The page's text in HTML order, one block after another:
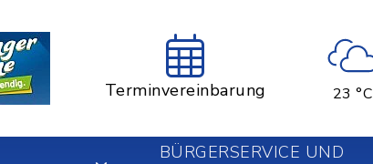
Terminvereinbarung 23 °C
BÜRGERSERVICE UND